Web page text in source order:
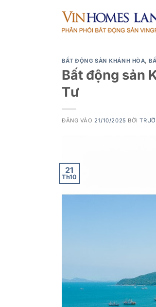
BẤT ĐỘNG SẢN KHÁNH HÒA,
Bất động sản
Tư
ĐĂNG VÀO 21/10/2025 BỞI
21
Th10